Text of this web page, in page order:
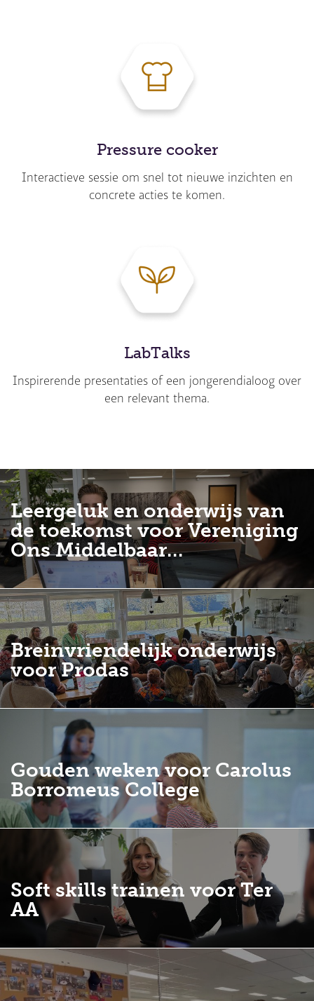
Pressure cooker
Interactieve sessie om snel tot nieuwe inzichten en
concrete acties te komen.
LabTalks
Inspirerende presentaties of een jongerendialoog over
een relevant thema.
Leergeluk en onderwijs van
de toekomst voor Vereniging
Ons Middelbaar…
Breinvriendelijk onderwijs
voor Prodas
Gouden weken voor Carolus
Borromeus College
Soft skills trainen voor Ter
AA